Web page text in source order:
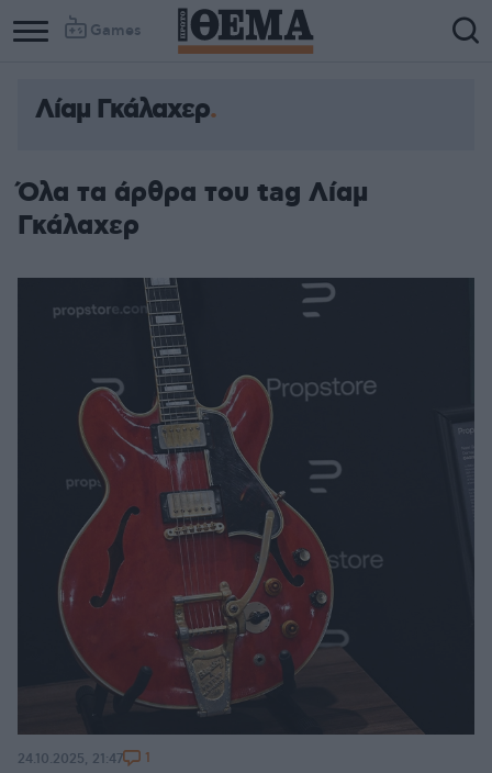
Games
Λίαμ Γκάλαχερ
Όλα τα άρθρα του tag Λίαμ
Γκάλαχερ
24.10.2025, 21:47 1